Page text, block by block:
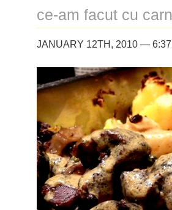
ce-am facut cu
JANUARY 12TH, 2010 —